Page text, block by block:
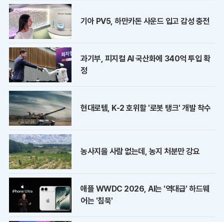
기아 PV5, 하만카돈 사운드 입고 감성 충전
과기부, 피지컬 AI 국산화에 340억 투입 확
정
현대로템, K-2 호위할 '로봇 탱크' 개발 착수
농사지을 사람 없는데, 농지 처분만 강요
애플 WWDC 2026, AI는 '역대급' 하드웨
어는 '침묵'